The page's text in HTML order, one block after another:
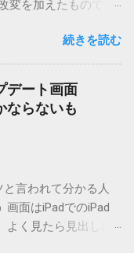
変を加えたもので
作確認はMT3.11で行
ていました。0.5.3以
ジョンは0.5.3です。
います。まだ心配な
せん。安定を求め
をご利用くださ
ジョンに、エント
す。 mail-entry.zipを
てください。
「_MACOSX」とい
続きを読む
デート画面
ならないも
言われて分かる人
画面はiPadでのiPad
く見たら見出しは